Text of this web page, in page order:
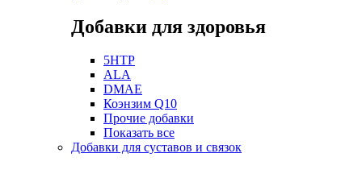
Добавки для здоровья
5HTP
ALA
DMAE
Коэнзим Q10
Прочие добавки
Показать все
Добавки для суставов и связок